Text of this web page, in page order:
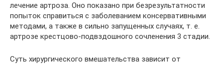
лечение артроза. Оно показано при безрезультатности
попыток справиться с заболеванием консервативными
методами, а также в сильно запущенных случаях, т. е.
артрозе крестцово-подвздошного сочленения 3 стадии.
Суть хирургического вмешательства зависит от